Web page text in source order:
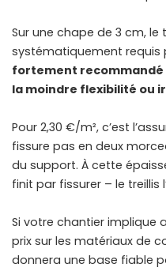
Sur une chape de 3 cm, le
systématiquement requis
fortement recommandé
la moindre flexibilité ou
Pour 2,30 €/m², c’est
fissure pas en deux
du support. À cette
finit par fissurer – le treillis
Si votre chantier implique
prix sur les matériaux de
donnera une base fiable